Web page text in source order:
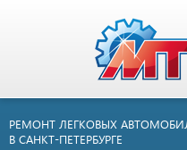
РЕМОНТ ЛЕГКОВЫХ
В САНКТ-ПЕТЕРБУРГЕ